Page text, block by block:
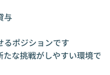
与
るポジションです
な挑戦がしやすい環境で